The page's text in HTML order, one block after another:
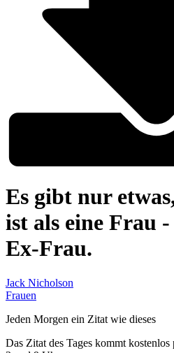
Es gibt nur
ist als eine Frau
Ex-Frau.
Jack Nicholson
Frauen
Jeden Morgen ein Zitat wie dieses
Das Zitat des Tages kommt